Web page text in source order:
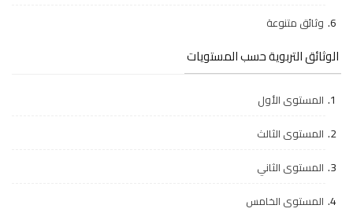
وثائق متنوعة
الوثائق التربوية حسب المستويات
المستوى الأول
المستوى الثالث
المستوى الثاني
المستوى الخامس